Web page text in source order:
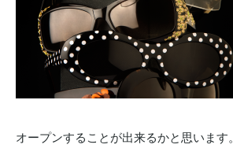
オープンすることが出来るかと思います。